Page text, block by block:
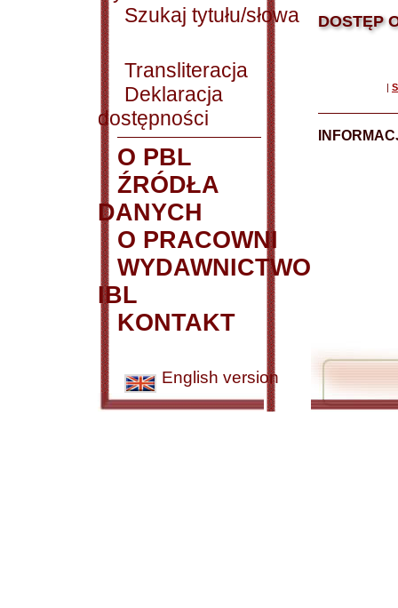
Szukaj tytułu/słowa
Transliteracja
Deklaracja
dostępności
O PBL
ŹRÓDŁA
DANYCH
O PRACOWNI
WYDAWNICTWO
IBL
KONTAKT
English version
DOSTĘP
|